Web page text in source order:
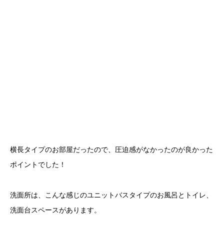
横長タイプのお部屋だったので、圧迫感がなかったのが良かった
ポイントでした！
洗面所は、こんな感じのユニットバスタイプのお風呂とトイレ、
洗面台スペースがあります。